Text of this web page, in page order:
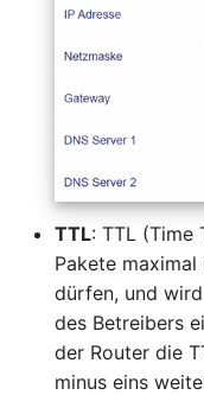
TTL: TTL (Time
Pakete
dürfen, und
des Betreibers
der Router die
minus eins